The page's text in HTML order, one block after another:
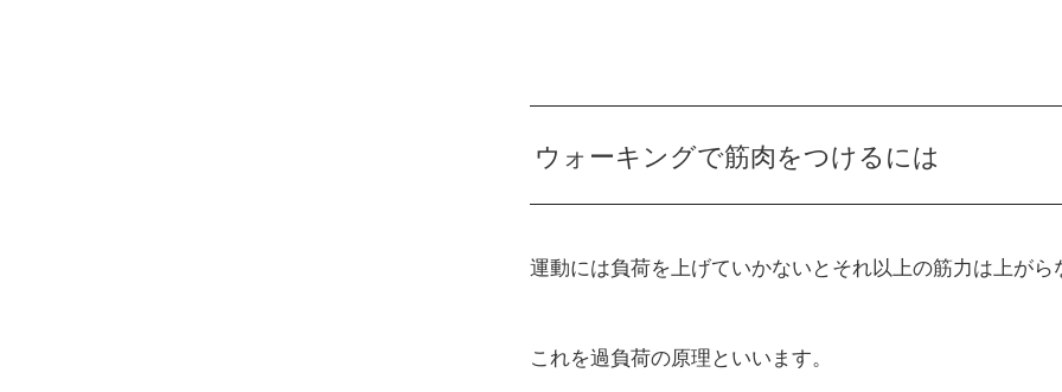
ウォーキングで筋肉をつけるには
運動には負荷を上げていかないとそれ以上の筋力は上が
これを過負荷の原理といいます。